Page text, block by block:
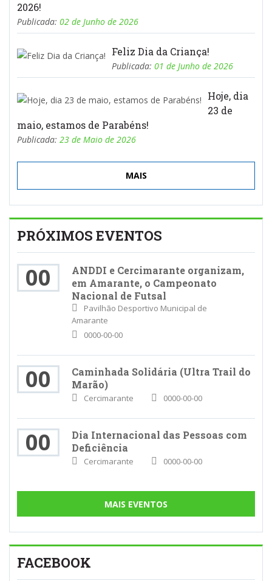
2026!
Publicada: 02 de Junho de 2026
Feliz Dia da Criança!
Publicada: 01 de Junho de 2026
Hoje, dia
23 de
maio, estamos de Parabéns!
Publicada: 23 de Maio de 2026
MAIS
PRÓXIMOS EVENTOS
00
ANDDI e Cercimarante organizam,
em Amarante, o Campeonato
Nacional de Futsal
Pavilhão Desportivo Municipal de
Amarante
0000-00-00
00
Caminhada Solidária (Ultra Trail do
Marão)
Cercimarante 0000-00-00
00
Dia Internacional das Pessoas com
Deficiência
Cercimarante 0000-00-00
MAIS EVENTOS
FACEBOOK